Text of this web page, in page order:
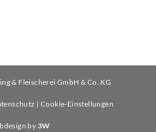
& Fleischerei GmbH & Co. KG
| Cookie-Einstellungen
by 3W